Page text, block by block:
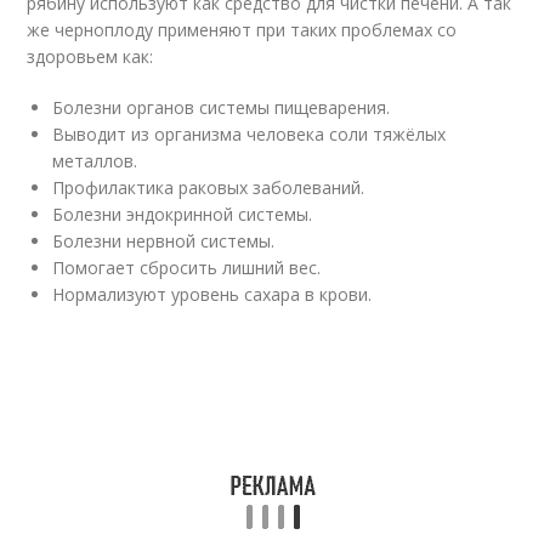
же черноплоду применяют при таких проблемах со
здоровьем как:
Болезни органов системы пищеварения.
Выводит из организма человека соли тяжёлых
металлов.
Профилактика раковых заболеваний.
Болезни эндокринной системы.
Болезни нервной системы.
Помогает сбросить лишний вес.
Нормализуют уровень сахара в крови.